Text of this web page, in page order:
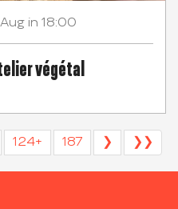
Aug in 18:00
végétal
124+ 187 ❯ ❯❯